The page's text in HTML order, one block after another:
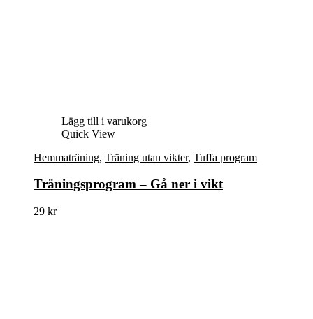
Lägg till i varukorg
Quick View
Hemmaträning, Träning utan vikter, Tuffa program
Träningsprogram – Gå ner i vikt
29 kr